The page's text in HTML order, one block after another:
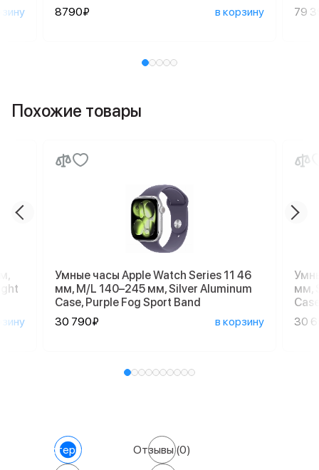
8790₽ в корзину
79
Похожие товары
Умные часы Apple Watch Series 11 46
мм, M/L 140–245 мм, Silver Aluminum
Case, Purple Fog Sport Band
30 790₽
в корзину
мм,
30
Характеристики Отзывы(0)